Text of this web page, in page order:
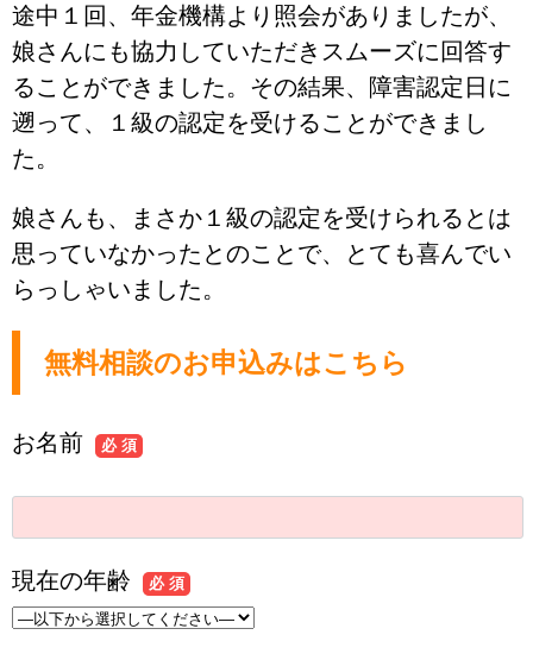
途中１回、年金機構より照会がありましたが、
娘さんにも協力していただきスムーズに回答す
ることができました。その結果、障害認定日に
遡って、１級の認定を受けることができまし
た。
娘さんも、まさか１級の認定を受けられるとは
思っていなかったとのことで、とても喜んでい
らっしゃいました。
無料相談のお申込みはこちら
お名前 必 須
現在の年齢 必 須